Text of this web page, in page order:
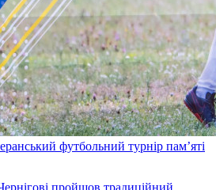
футбольний турнір пам’яті
пройшов традиційний